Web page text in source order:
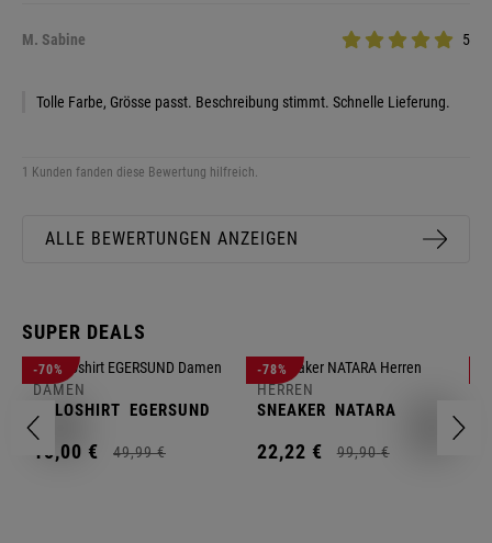
M. Sabine 5
Tolle Farbe, Grösse passt. Beschreibung stimmt. Schnelle Lieferung.
1 Kunden fanden diese Bewertung hilfreich.
ALLE BEWERTUNGEN ANZEIGEN
SUPER DEALS
-70%
DAMEN
POLOSHIRT EGERSUND
15,00 € 49,99 €
-78%
HERREN
SNEAKER NATARA
22,22 € 99,90 €